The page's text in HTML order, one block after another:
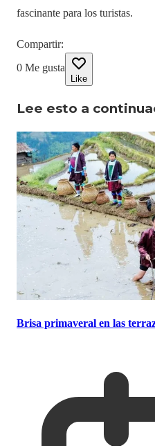
fascinante para los turistas.
Compartir:
0 Me gusta
Like
Lee esto a
Brisa primaveral en las